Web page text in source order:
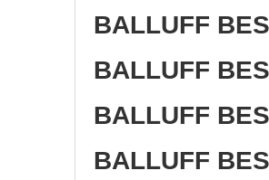
BALLUFF
BALLUFF
BALLUFF
BALLUFF